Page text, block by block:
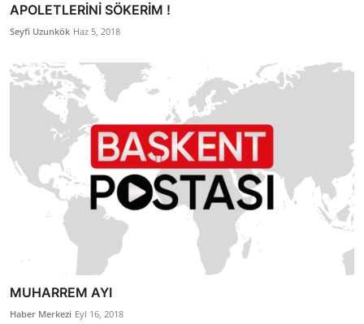
APOLETLERİNİ SÖKERİM !
Seyfi Uzunkök Haz 5, 2018
MUHARREM AYI
Haber Merkezi Eyl 16, 2018